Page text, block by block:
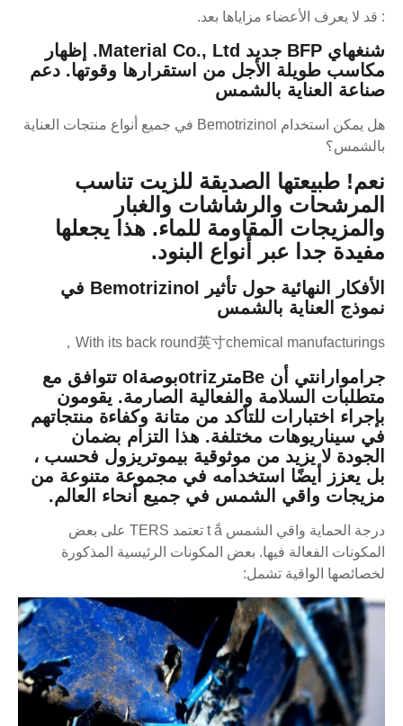
: قد لا يعرف الأعضاء مزاياها بعد.
شنغهاي BFP جديد Material Co., Ltd.
إظهار
مكاسب طويلة الأجل من استقرارها وقوتها. دعم
صناعة العناية بالشمس
هل يمكن استخدام Bemotrizinol في جميع أنواع منتجات العناية
بالشمس؟
نعم! طبيعتها الصديقة للزيت تناسب
المرشحات والرشاشات والغبار
والمزيجات المقاومة للماء. هذا يجعلها
مفيدة جدا عبر أنواع البنود.
الأفكار النهائية حول تأثير Bemotrizinol في
نموذج العناية بالشمس
With its back round英寸chemical manufacturings，
جراموارانتي أن Beمترotrizبوصةol تتوافق مع
متطلبات السلامة والفعالية الصارمة. يقومون
بإجراء اختبارات للتأكد من متانة وكفاءة منتجاتهم
في سيناريوهات مختلفة. هذا التزام بضمان
الجودة لا يزيد من موثوقية بيموتريزول فحسب ،
بل يعزز أيضًا استخدامه في مجموعة متنوعة من
مزيجات واقي الشمس في جميع أنحاء العالم.
درجة الحماية واقي الشمس t ắ تعتمد TERS على بعض
المكونات الفعالة فيها. بعض المكونات الرئيسية المذكورة
لخصائصها الواقية تشمل: